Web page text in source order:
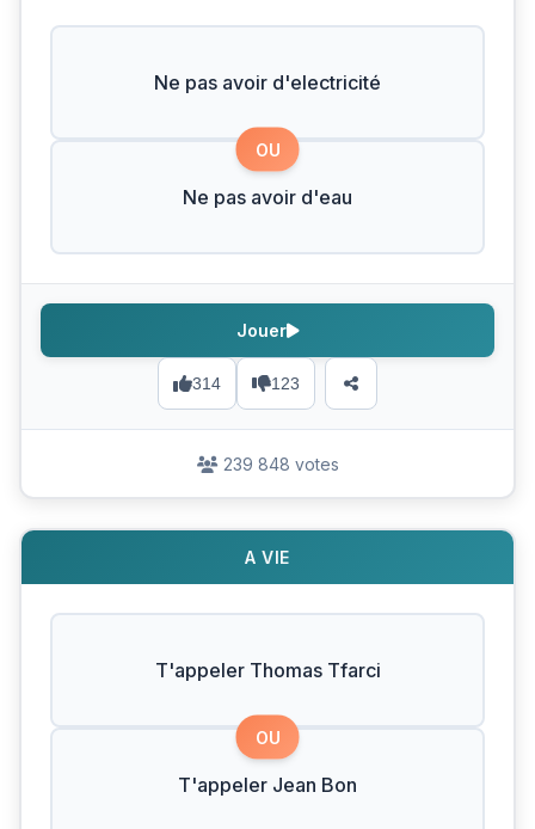
Ne pas avoir d'electricité
OU
Ne pas avoir d'eau
314 123
Jouer
239 848 votes
A VIE
T'appeler Thomas Tfarci
OU
T'appeler Jean Bon